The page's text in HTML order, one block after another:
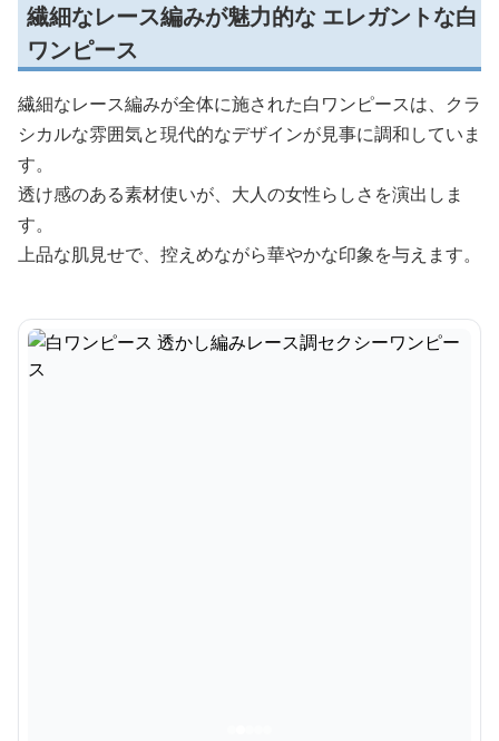
繊細なレース編みが魅力的な エレガントな白
ワンピース
繊細なレース編みが全体に施された白ワンピースは、クラ
シカルな雰囲気と現代的なデザインが見事に調和していま
す。
透け感のある素材使いが、大人の女性らしさを演出しま
す。
上品な肌見せで、控えめながら華やかな印象を与えます。